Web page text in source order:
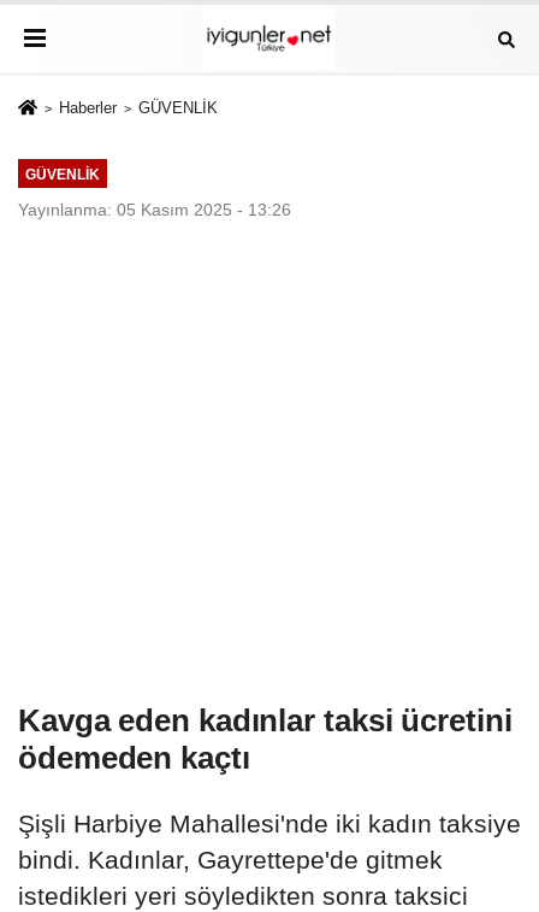
Haberler GÜVENLİK
GÜVENLİK
Yayınlanma: 05 Kasım 2025 - 13:26
Kavga eden kadınlar taksi ücretini
ödemeden kaçtı
Şişli Harbiye Mahallesi'nde iki kadın taksiye
bindi. Kadınlar, Gayrettepe'de gitmek
istedikleri yeri söyledikten sonra taksici